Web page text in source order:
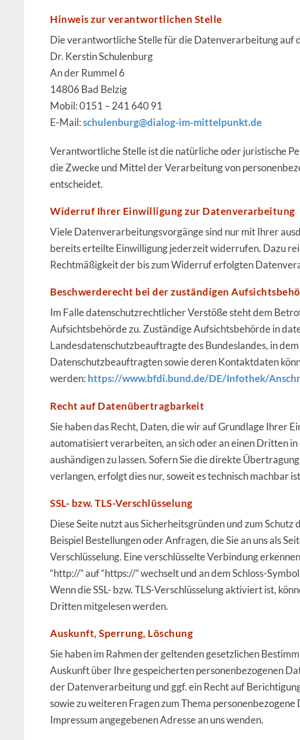
Hinweis zur verantwortlichen Stelle
Die verantwortliche Stelle für die Datenverarbeitung auf
Dr. Kerstin Schulenburg
An der Rummel 6
14806 Bad Belzig
Mobil: 0151 – 241 640 91
E-Mail:schulenburg@dialog-im-mittelpunkt.de
Verantwortliche Stelle ist die natürliche oder juristische
die Zwecke und Mittel der Verarbeitung von
entscheidet.
Widerruf Ihrer Einwilligung zur Datenverarbeitung
Viele Datenverarbeitungsvorgänge sind nur mit Ihrer
bereits erteilte Einwilligung jederzeit widerrufen. Dazu
Rechtmäßigkeit der bis zum Widerruf erfolgten
Beschwerderecht bei der zuständigen
Im Falle datenschutzrechtlicher Verstöße steht dem
Aufsichtsbehörde zu. Zuständige Aufsichtsbehörde in
Landesdatenschutzbeauftragte des Bundeslandes, in
Datenschutzbeauftragten sowie deren Kontaktdaten
werden: https://www.bfdi.bund.de/DE/Infothek/
Recht auf Datenübertragbarkeit
Sie haben das Recht, Daten, die wir auf Grundlage Ihrer
automatisiert verarbeiten, an sich oder an einen Dritten
aushändigen zu lassen. Sofern Sie die direkte
verlangen, erfolgt dies nur, soweit es technisch machbar
SSL- bzw. TLS-Verschlüsselung
Diese Seite nutzt aus Sicherheitsgründen und zum
Beispiel Bestellungen oder Anfragen, die Sie an uns als
Verschlüsselung. Eine verschlüsselte Verbindung
“http://” auf “https://” wechselt und an dem Schloss-
Wenn die SSL- bzw. TLS-Verschlüsselung aktiviert ist,
Dritten mitgelesen werden.
Auskunft, Sperrung, Löschung
Sie haben im Rahmen der geltenden gesetzlichen
Auskunft über Ihre gespeicherten personenbezogenen
der Datenverarbeitung und ggf. ein Recht auf
sowie zu weiteren Fragen zum Thema
Impressum angegebenen Adresse an uns wenden.